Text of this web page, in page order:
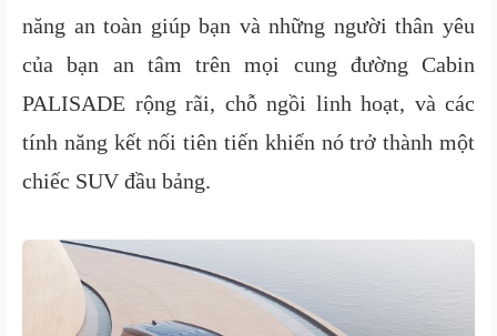
năng an toàn giúp bạn và những người thân yêu
của bạn an tâm trên mọi cung đường Cabin
PALISADE rộng rãi, chỗ ngồi linh hoạt, và các
tính năng kết nối tiên tiến khiến nó trở thành một
chiếc SUV đầu bảng.